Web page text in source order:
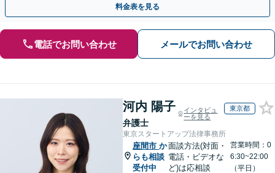
料金表を見る
電話でお問い合わせ メールでお問い合わせ
河内 陽子
弁護士
インタビュ
ーを見る
東京都
東京スタートアップ法律事務所
座間市 か
らも相談
受付中
面談方法(対面・
電話・ビデオな
ど)は応相談
営業時間：0
6:30~22:00
（平日）